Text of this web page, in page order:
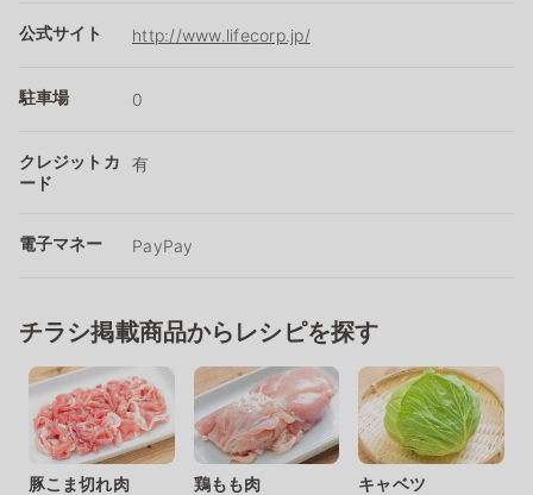
公式サイト http://www.lifecorp.jp/
駐車場 0
クレジットカ
ード
有
電子マネー PayPay
チラシ掲載商品からレシピを探す
豚こま切れ肉 鶏もも肉 キャベツ